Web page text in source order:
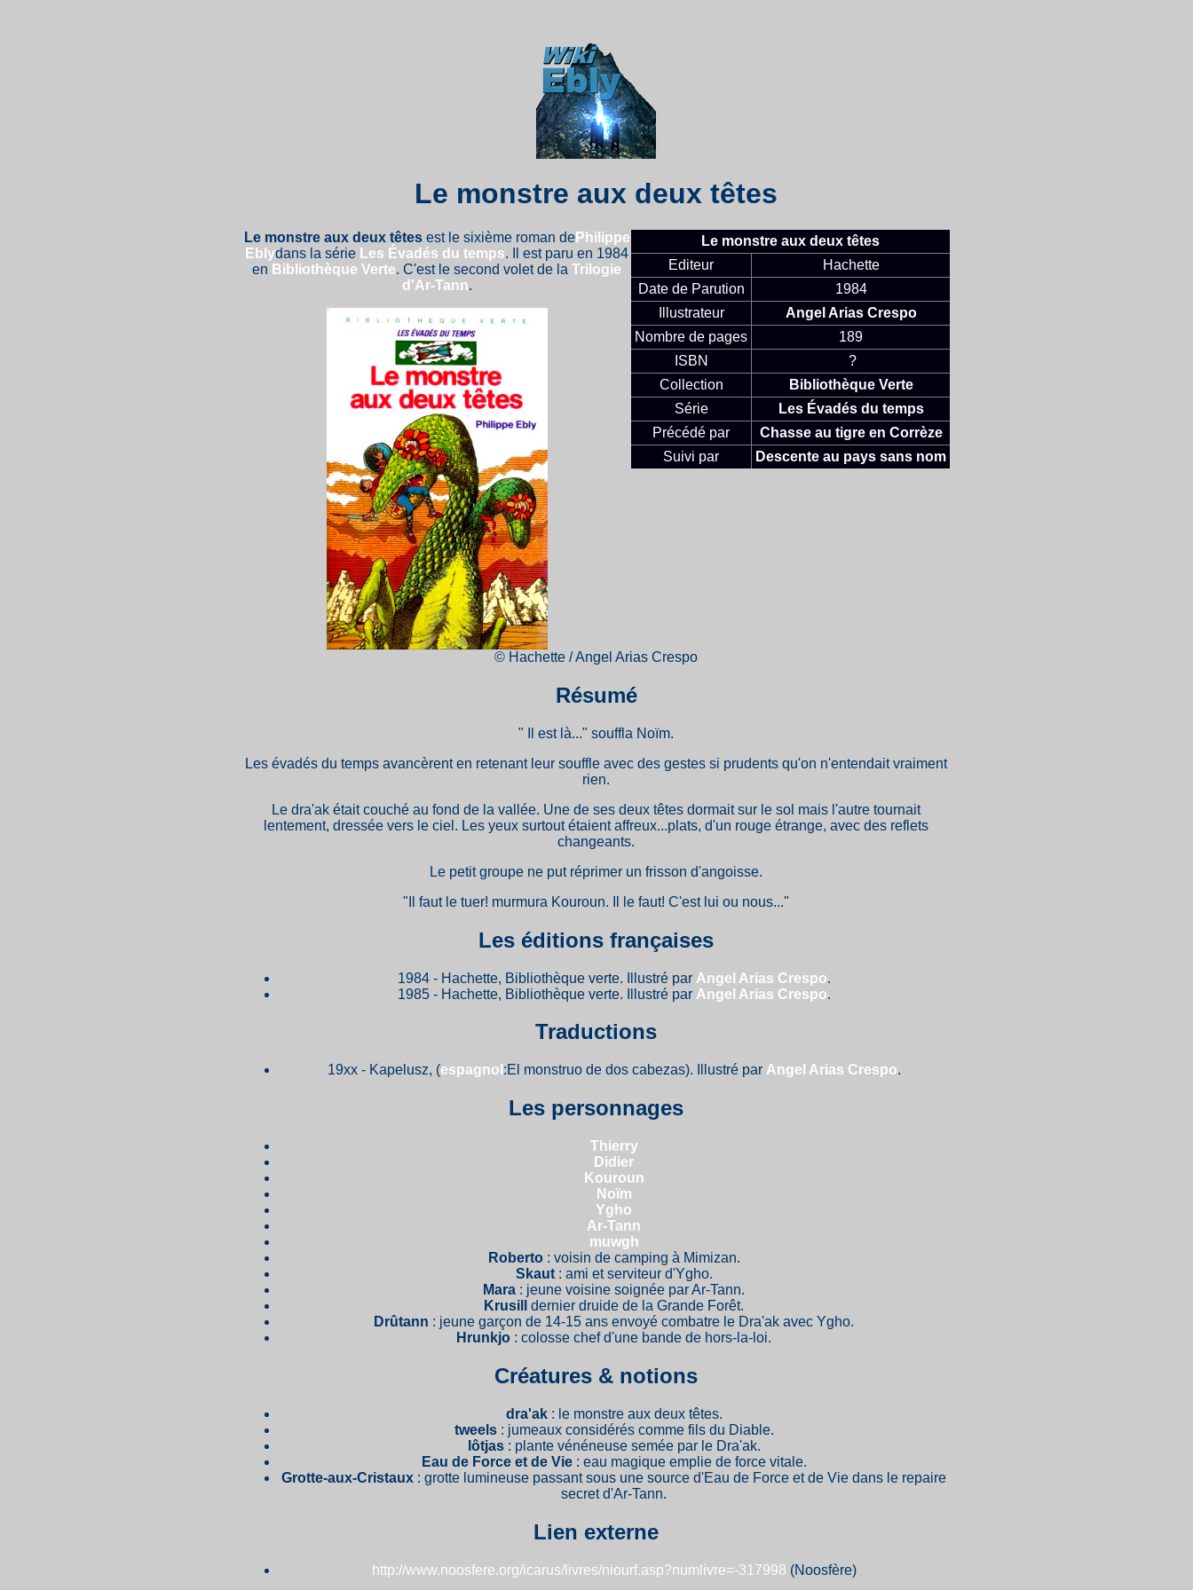
Le monstre aux deux têtes
Le monstre aux deux têtes
Editeur
Hachette
Date de Parution
1984
Illustrateur
Angel Arias Crespo
Nombre de pages
189
ISBN
?
Collection
Bibliothèque Verte
Série
Les Évadés du temps
Précédé par
Chasse au tigre en Corrèze
Suivi par
Descente au pays sans nom
Le monstre aux deux têtesest le sixième roman dePhilippe
Eblydans la série Les Évadés du temps. Il est paru en 1984
en Bibliothèque Verte. C'est le second volet de laTrilogie
d'Ar-Tann.
© Hachette / Angel Arias Crespo
Résumé
" Il est là..." souffla Noïm.
Les évadés du temps avancèrent en retenant leur souffle avec des gestes si prudents qu'on n'entendait vraiment
rien.
Le dra'ak était couché au fond de la vallée. Une de ses deux têtes dormait sur le sol mais l'autre tournait
lentement, dressée vers le ciel. Les yeux surtout étaient affreux...plats, d'un rouge étrange, avec des reflets
changeants.
Le petit groupe ne put réprimer un frisson d'angoisse.
"Il faut le tuer! murmura Kouroun. Il le faut! C'est lui ou nous..."
Les éditions françaises
1984 - Hachette, Bibliothèque verte. Illustré par Angel Arias Crespo.
1985 - Hachette, Bibliothèque verte. Illustré par Angel Arias Crespo.
Traductions
19xx - Kapelusz, (espagnol :El monstruo de dos cabezas). Illustré par Angel Arias Crespo.
Les personnages
Thierry
Didier
Kouroun
Noïm
Ygho
Ar-Tann
muwgh
Roberto: voisin de camping à Mimizan.
Skaut: ami et serviteur d'Ygho.
Mara : jeune voisine soignée par Ar-Tann.
Krusill
dernier druide de la Grande Forêt.
Drûtann : jeune garçon de 14-15 ans envoyé combatre le Dra'ak avec Ygho.
Hrunkjo : colosse chef d'une bande de hors-la-loi.
Créatures & notions
dra'ak: le monstre aux deux têtes.
tweels: jumeaux considérés comme fils du Diable.
lôtjas: plante vénéneuse semée par le Dra'ak.
Eau de Force et de Vie: eau magique emplie de force vitale.
Grotte-aux-Cristaux : grotte lumineuse passant sous une source d'Eau de Force et de Vie dans le repaire
secret d'Ar-Tann.
Lien externe
http://www.noosfere.org/icarus/livres/niourf.asp?numlivre=-317998 (Noosfère)